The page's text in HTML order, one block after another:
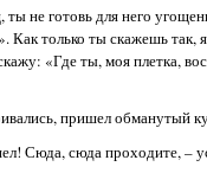
ты не готовь для него
Как только ты скажешь
«Где ты, моя плетка,
пришел обманутый
Сюда, сюда проходите, –